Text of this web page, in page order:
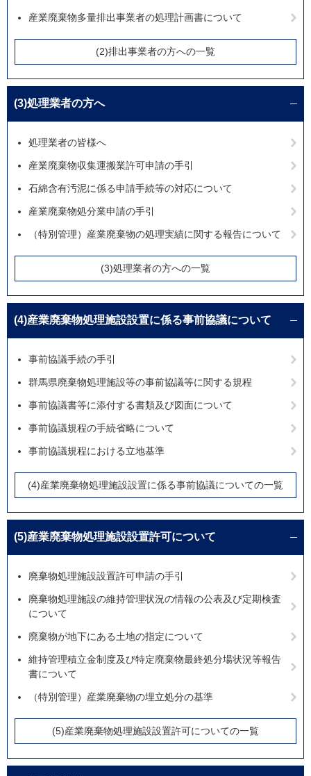
産業廃棄物多量排出事業者の処理計画書について
(2)排出事業者の方への一覧
(3)処理業者の方へ
処理業者の皆様へ
産業廃棄物収集運搬業許可申請の手引
石綿含有汚泥に係る申請手続等の対応について
産業廃棄物処分業申請の手引
（特別管理）産業廃棄物の処理実績に関する報告について
(3)処理業者の方への一覧
(4)産業廃棄物処理施設設置に係る事前協議について
事前協議手続の手引
群馬県廃棄物処理施設等の事前協議等に関する規程
事前協議書等に添付する書類及び図面について
事前協議規程の手続省略について
事前協議規程における立地基準
(4)産業廃棄物処理施設設置に係る事前協議についての一覧
(5)産業廃棄物処理施設設置許可について
廃棄物処理施設設置許可申請の手引
廃棄物処理施設の維持管理状況の情報の公表及び定期検査
について
廃棄物が地下にある土地の指定について
維持管理積立金制度及び特定廃棄物最終処分場状況等報告
書について
（特別管理）産業廃棄物の埋立処分の基準
(5)産業廃棄物処理施設設置許可についての一覧